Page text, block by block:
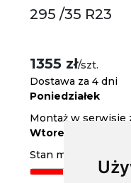
295 /35 R23
1355 zł/szt.
Dostawa za 4 dni
Poniedziałek
Montaż w serwisie
Wtorek
Stan magazynowy